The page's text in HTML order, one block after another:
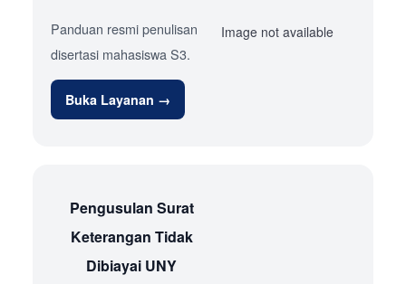
Panduan resmi penulisan
disertasi mahasiswa S3.
Buka Layanan →
Image not available
Pengusulan Surat
Keterangan Tidak
Dibiayai UNY